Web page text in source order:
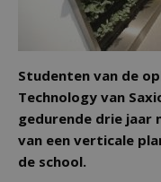
Studenten van de
Technology van
gedurende drie jaar
van een verticale
de school.